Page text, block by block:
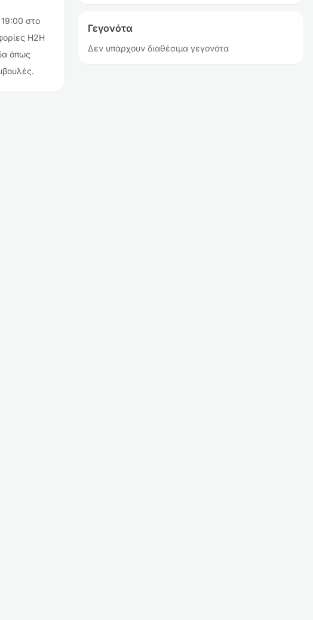
στο
H2H
όπως
Γεγονότα
Δεν υπάρχουν διαθέσιμα γεγονότα